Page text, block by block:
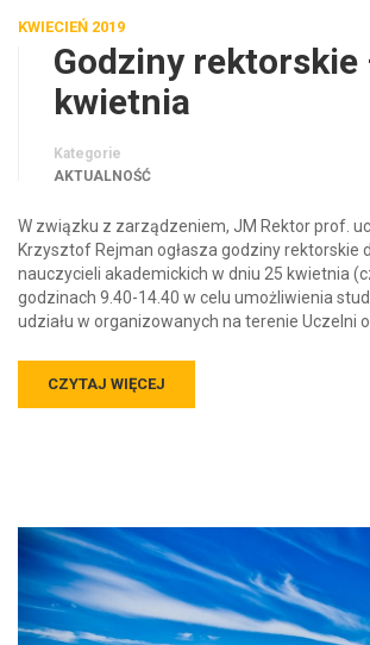
KWIECIEŃ 2019
Godziny rektorskie
kwietnia
Kategorie
AKTUALNOŚĆ
W związku z zarządzeniem, JM Rektor prof.
Krzysztof Rejman ogłasza godziny rektorskie
nauczycieli akademickich w dniu 25 kwietnia
godzinach 9.40-14.40 w celu umożliwienia
udziału w organizowanych na terenie Uczelni
CZYTAJ WIĘCEJ